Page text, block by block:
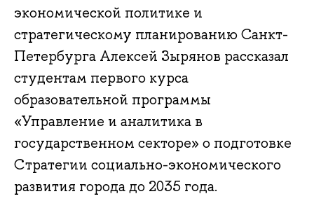
экономической политике и
стратегическому планированию Санкт-
Петербурга Алексей Зырянов рассказал
студентам первого курса
образовательной программы
«Управление и аналитика в
государственном секторе» о подготовке
Стратегии социально-экономического
развития города до 2035 года.